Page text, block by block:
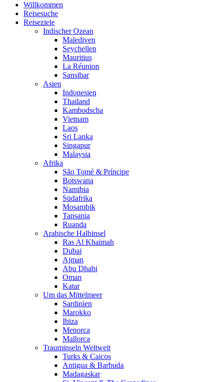
Willkommen
Reisesuche
Reiseziele
Indischer Ozean
Malediven
Seychellen
Mauritius
La Réunion
Sansibar
Asien
Indonesien
Thailand
Kambodscha
Vietnam
Laos
Sri Lanka
Singapur
Malaysia
Afrika
São Tomé & Príncipe
Botswana
Namibia
Südafrika
Mosambik
Tansania
Ruanda
Arabische Halbinsel
Ras Al Khaimah
Dubai
Ajman
Abu Dhabi
Oman
Katar
Um das Mittelmeer
Sardinien
Marokko
Ibiza
Menorca
Mallorca
Trauminseln Weltweit
Turks & Caicos
Antigua & Barbuda
Madagaskar